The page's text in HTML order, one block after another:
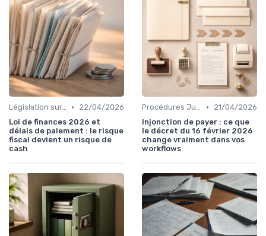
Législation sur le Recouvrement de Créances •
22/04/2026
Loi de finances 2026 et
délais de paiement : le risque
fiscal devient un risque de
cash
Procédures Judiciaires et Contentieuses •
21/04/2026
Injonction de payer : ce que
le décret du 16 février 2026
change vraiment dans vos
workflows